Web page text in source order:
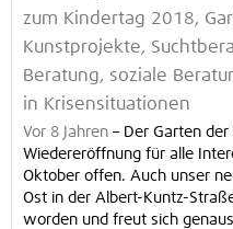
zum Kindertag 2018,
Kunstprojekte,
Beratung, soziale
in Krisensituationen
Vor 8 Jahren – Der Garten
Wiedereröffnung für alle
Oktober offen. Auch unser
Ost in der Albert-Kuntz-
worden und freut sich